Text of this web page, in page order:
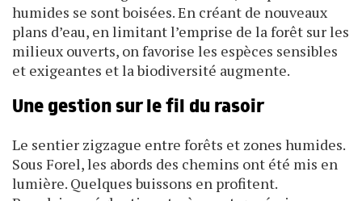
humides se sont boisées. En créant de nouveaux
plans d’eau, en limitant l’emprise de la forêt sur les
milieux ouverts, on favorise les espèces sensibles
et exigeantes et la biodiversité augmente.
Une gestion sur le fil du rasoir
Le sentier zigzague entre forêts et zones humides.
Sous Forel, les abords des chemins ont été mis en
lumière. Quelques buissons en profitent.